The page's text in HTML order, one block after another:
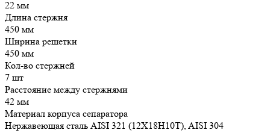
22 мм
Длина стержня
450 мм
Ширина решетки
450 мм
Кол-во стержней
7 шт
Расстояние между стержнями
42 мм
Материал корпуса сепаратора
Нержавеющая сталь AISI 321 (12Х18Н10Т), AISI 304